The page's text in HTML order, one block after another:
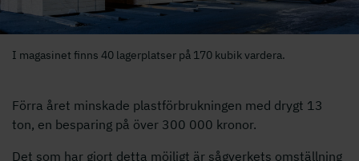
I magasinet finns 40 lagerplatser på 170 kubik vardera.
Förra året minskade plastförbrukningen med drygt 13
ton, en besparing på över 300 000 kronor.
Det som har gjort detta möjligt är sågverkets omställning